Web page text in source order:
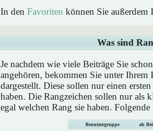
In den Favoriten können Sie
Was sind
Je nachdem wie viele Beiträge Sie
angehören, bekommen Sie unter Ihrem
dargestellt. Diese sollen nur einen
haben. Die Rangzeichen sollen nur als
egal welchen Rang sie haben.
Benutzergruppe ab